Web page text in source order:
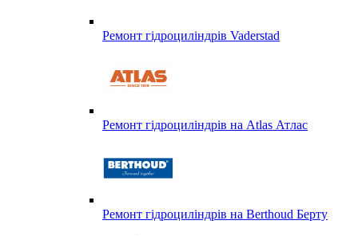
Ремонт гідроциліндрів Vaderstad
Ремонт гідроциліндрів на Atlas Атлас
Ремонт гідроциліндрів на Berthoud Берту